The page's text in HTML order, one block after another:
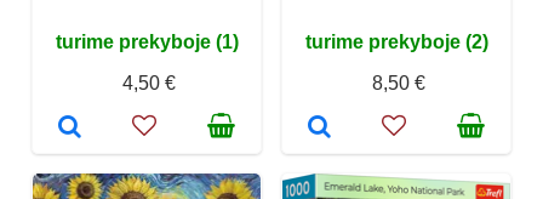
turime prekyboje (1)
4,50 €
turime prekyboje (2)
8,50 €